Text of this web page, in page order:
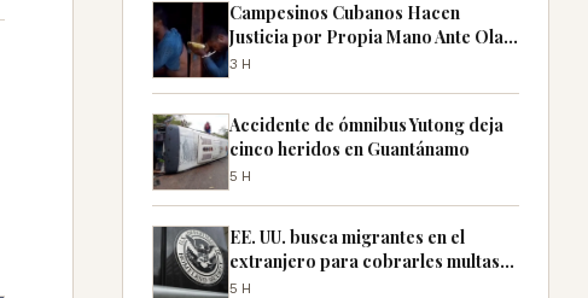
Campesinos Cubanos Hacen
Justicia por Propia Mano Ante Ola
de Robos
3H
Accidente de ómnibus Yutong deja
cinco heridos en Guantánamo
5H
EE. UU. busca migrantes en el
extranjero para cobrarles multas
pendientes
5H